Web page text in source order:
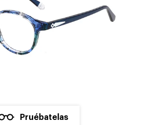
Pruébatelas